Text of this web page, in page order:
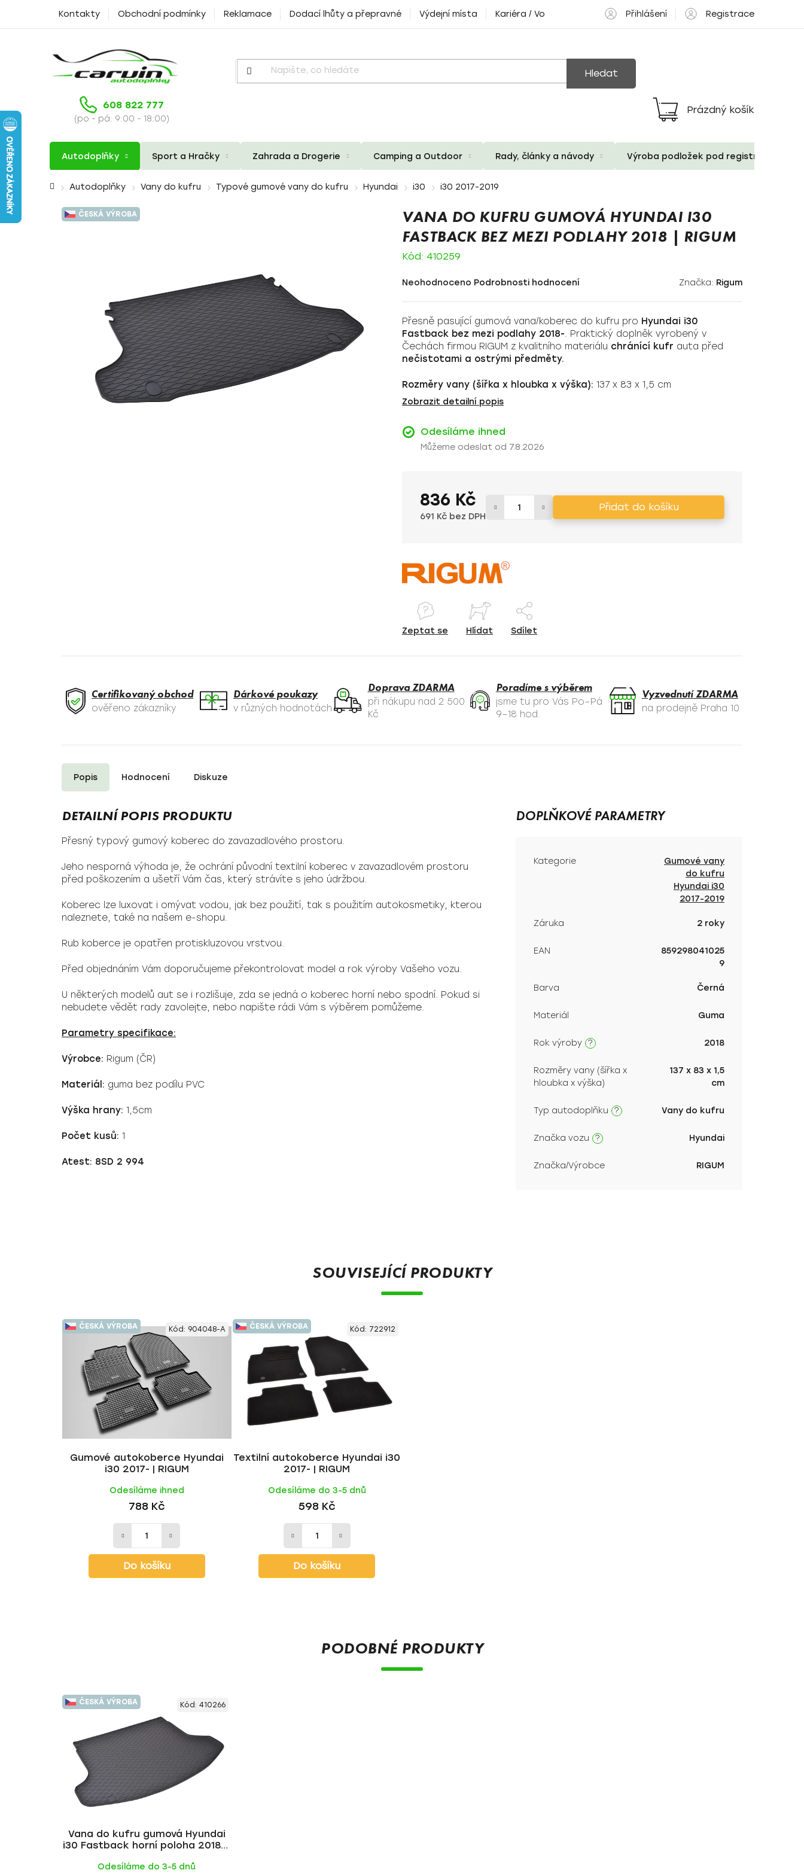
Kontakty Obchodní podmínky Reklamace Dodací lhůty a přepravné Výdejní místa Kariéra / Volné pozice Přihlášení Registrace
Hledat
608 822 777
(po - pá: 9:00 - 18:00)
Nákupní
košík
Prázdný košík
Autodoplňky Sport a Hračky Zahrada a Drogerie Camping a Outdoor Rady, články a návody Výroba podložek pod registrační
Domů Autodoplňky Vany do kufru Typové gumové vany do kufru Hyundai i30 i30 2017-2019
VANA DO KUFRU GUMOVÁ HYUNDAI I30
FASTBACK BEZ MEZI PODLAHY 2018 | RIGUM
Kód: 410259
Průměrné
je
0,0
z
5
hvězdiček.
Neohodnoceno Podrobnosti hodnocení Značka: Rigum
Přesně pasující gumová vana/koberec do kufru pro Hyundai i30
Fastback bez mezi podlahy 2018-. Praktický doplněk vyrobený v
Čechách firmou RIGUM z kvalitního materiálu chránící kufr auta před
nečistotami a ostrými předměty.
Rozměry vany (šířka x hloubka x výška): 137 x 83 x 1,5 cm
Zobrazit detailní popis
Odesíláme ihned
7.8.2026
836 Kč
691 Kč bez DPH
Přidat do košíku
Zeptat se Hlídat Sdílet
ČESKÁ VÝROBA
Certifikovaný obchod
ověřeno zákazníky
Dárkové poukazy
v různých hodnotách
Doprava ZDARMA
při nákupu nad 2 500
Kč
Poradíme s výběrem
jsme tu pro Vás Po–Pá
9–18 hod.
Vyzvednutí ZDARMA
na prodejně Praha 10
Popis Hodnocení Diskuze
Přesný typový gumový koberec do zavazadlového prostoru.
Jeho nesporná výhoda je, že ochrání původní textilní koberec v zavazadlovém prostoru
před poškozením a ušetří Vám čas, který strávíte s jeho údržbou.
Koberec lze luxovat i omývat vodou, jak bez použití, tak s použitím autokosmetiky, kterou
naleznete, také na našem e-shopu.
Rub koberce je opatřen protiskluzovou vrstvou.
Před objednáním Vám doporučujeme překontrolovat model a rok výroby Vašeho vozu.
U některých modelů aut se i rozlišuje, zda se jedná o koberec horní nebo spodní. Pokud si
nebudete vědět rady zavolejte, nebo napište rádi Vám s výběrem pomůžeme.
Parametry specifikace:
Výrobce: Rigum (ČR)
Materiál: guma bez podílu PVC
Výška hrany: 1,5cm
Počet kusů: 1
Atest: 8SD 2 994
DOPLŇKOVÉ PARAMETRY
Kategorie
Gumové vany
do kufru
Hyundai i30
2017-2019
Záruka 2 roky
EAN
859298041025
9
Barva Černá
Materiál Guma
?
Rok výroby 2018
Rozměry vany (šířka x
hloubka x výška)
137 x 83 x 1,5
cm
?
Typ autodoplňku Vany do kufru
?
Značka vozu Hyundai
Značka/Výrobce RIGUM
SOUVISEJÍCÍ PRODUKTY
ČESKÁ VÝROBA
Gumové autokoberce Hyundai
i30 2017- | RIGUM
Odesíláme ihned
788 Kč
Do košíku
Kód: 904048-A ČESKÁ VÝROBA
Textilní autokoberce Hyundai i30
2017- | RIGUM
Odesíláme do 3-5 dnů
598 Kč
Do košíku
Kód: 722912
PODOBNÉ PRODUKTY
ČESKÁ VÝROBA
Vana do kufru gumová Hyundai
i30 Fastback horní poloha 2018- |
Odesíláme do 3-5 dnů
Kód: 410266